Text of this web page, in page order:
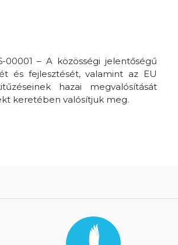
00001 – A közösségi jelentőségű
és fejlesztését, valamint az EU
hazai megvalósítását
keretében valósítjuk meg.